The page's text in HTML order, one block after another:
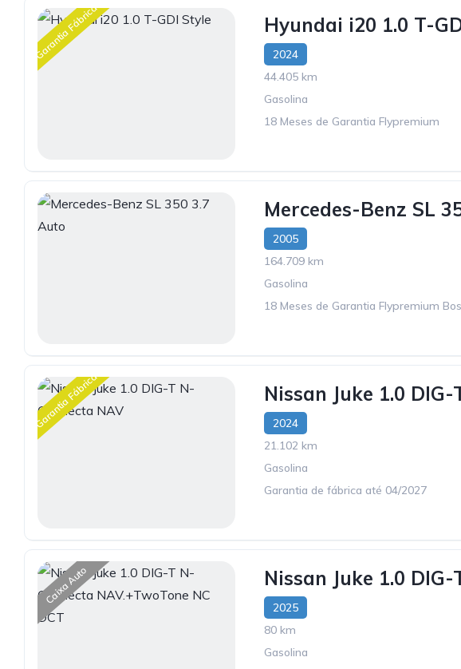
Garantia Fábrica Hyundai i20 1.0 T-
2024
44.405 km
Gasolina
18 Meses de Garantia Flypremium
Mercedes-Benz SL
2005
164.709 km
Gasolina
18 Meses de Garantia Flypremium
Garantia Fábrica Nissan Juke 1.0
2024
21.102 km
Gasolina
Garantia de fábrica até 04/2027
Caixa Auto Nissan Juke 1.0
2025
80 km
Gasolina